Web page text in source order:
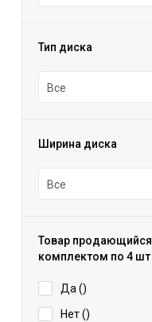
Тип диска
Все
Ширина диска
Все
Товар продающийся
комплектом по 4 шт
Да ()
Нет ()